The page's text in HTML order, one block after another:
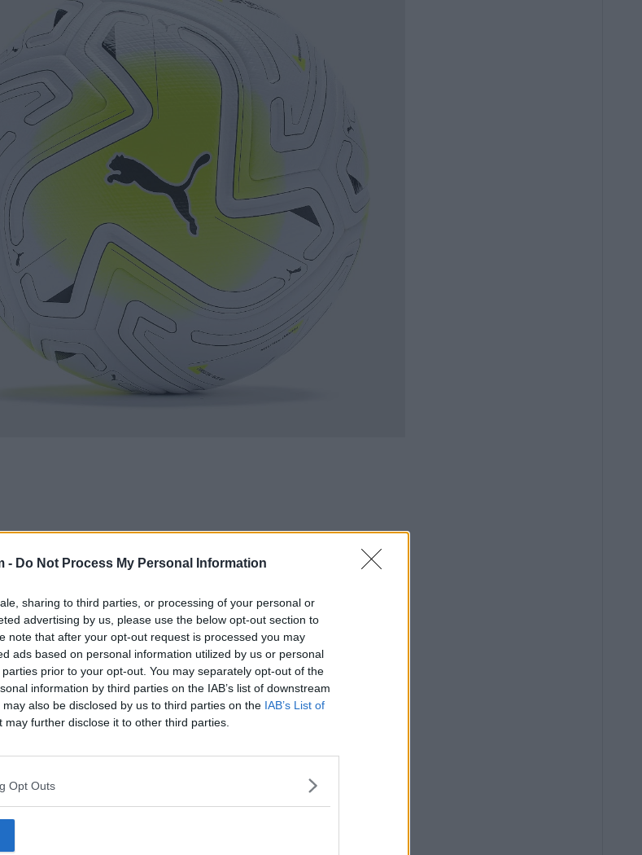
- Do Not Process My Personal Information
sharing to third parties, or processing of your personal or
advertising by us, please use the below opt-out section to
note that after your opt-out request is processed you may
ads based on personal information utilized by us or personal
prior to your opt-out. You may separately opt-out of the
information by third parties on the IAB’s list of downstream
also be disclosed by us to third parties on the IAB’s List of
may further disclose it to other third parties.
Opt Outs